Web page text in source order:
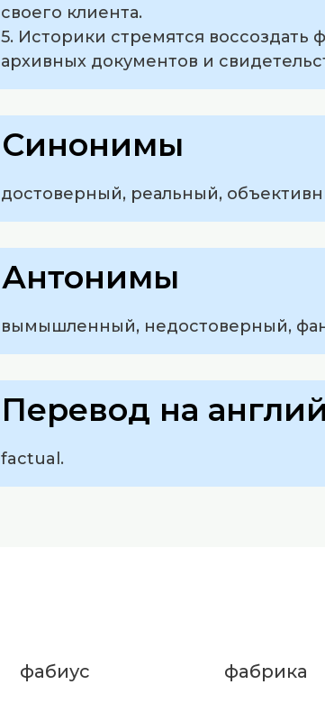
своего клиента.
5. Историки стремятся
архивных документов и
Синонимы
достоверный, реальный,
Антонимы
вымышленный, недостоверный,
Перевод на
factual.
фабиус фабрика